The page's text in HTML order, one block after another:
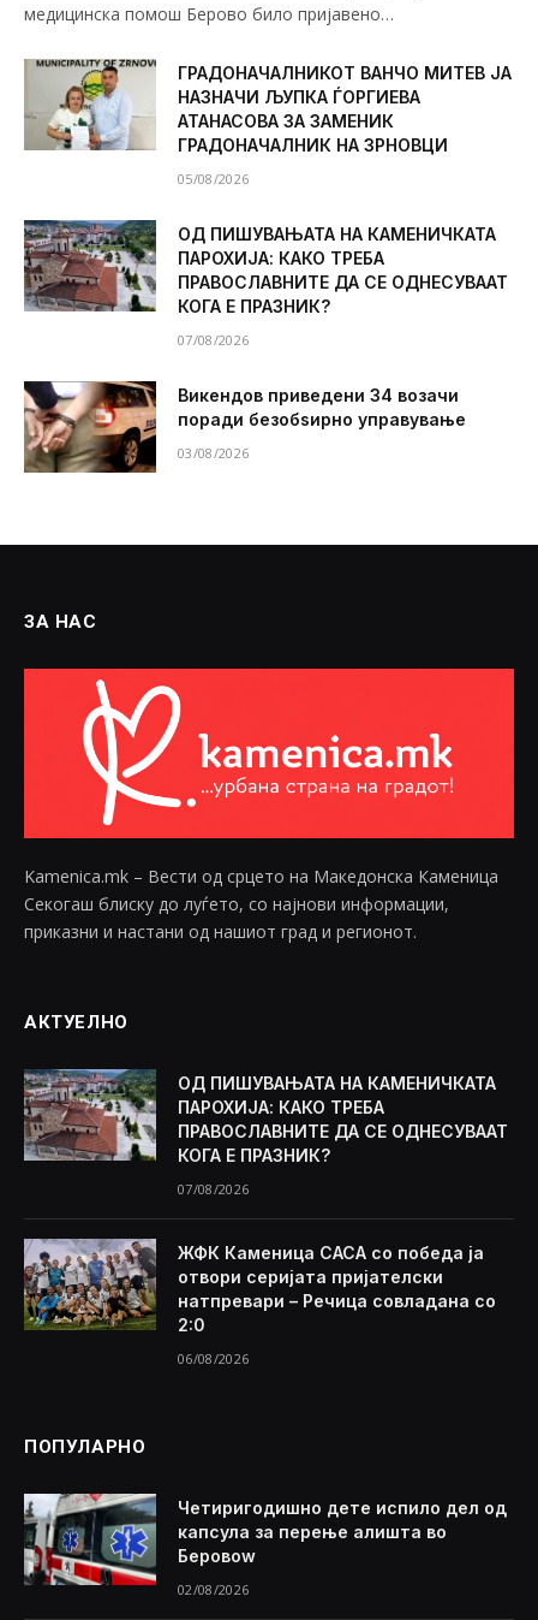
медицинска помош Берово било пријавено…
ГРАДОНАЧАЛНИКОТ ВАНЧО МИТЕВ ЈА
НАЗНАЧИ ЉУПКА ЃОРГИЕВА
АТАНАСОВА ЗА ЗАМЕНИК
ГРАДОНАЧАЛНИК НА ЗРНОВЦИ
05/08/2026
ОД ПИШУВАЊАТА НА КАМЕНИЧКАТА
ПАРОХИЈА: КАКО ТРЕБА
ПРАВОСЛАВНИТЕ ДА СЕ ОДНЕСУВААТ
КОГА Е ПРАЗНИК?
07/08/2026
Викендов приведени 34 возачи
поради безобѕирно управување
03/08/2026
ЗА НАС
Kamenica.mk – Вести од срцето на Македонска Каменица
Секогаш блиску до луѓето, со најнови информации,
приказни и настани од нашиот град и регионот.
АКТУЕЛНО
ОД ПИШУВАЊАТА НА КАМЕНИЧКАТА
ПАРОХИЈА: КАКО ТРЕБА
ПРАВОСЛАВНИТЕ ДА СЕ ОДНЕСУВААТ
КОГА Е ПРАЗНИК?
07/08/2026
ЖФК Каменица САСА со победа ја
отвори серијата пријателски
натпревари – Речица совладана со
2:0
06/08/2026
ПОПУЛАРНО
Четиригодишно дете испило дел од
капсула за перење алишта во
Беровоw
02/08/2026